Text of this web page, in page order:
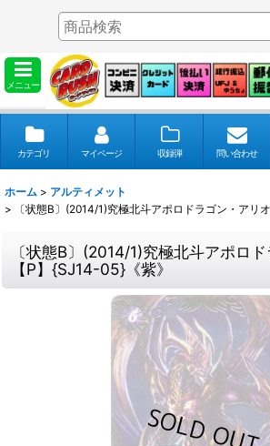
メニュー
カテゴリ マイページ 収録弾 問い合わせ
ホーム > アルティメット
>
〔状態B〕(2014/1)究極北斗アポロドラゴン・アリ
〔状態B〕(2014/1)究極北斗アポロ
【P】{SJ14-05}《紫》